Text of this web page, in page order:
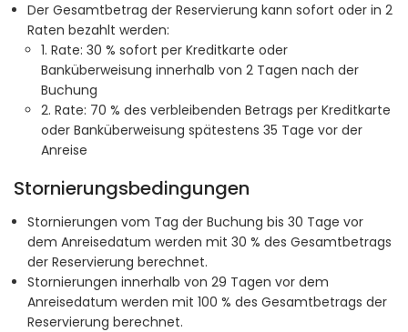
Der Gesamtbetrag der Reservierung kann sofort oder in 2
Raten bezahlt werden:
1. Rate: 30 % sofort per Kreditkarte oder
Banküberweisung innerhalb von 2 Tagen nach der
Buchung
2. Rate: 70 % des verbleibenden Betrags per Kreditkarte
oder Banküberweisung spätestens 35 Tage vor der
Anreise
Stornierungsbedingungen
Stornierungen vom Tag der Buchung bis 30 Tage vor
dem Anreisedatum werden mit 30 % des Gesamtbetrags
der Reservierung berechnet.
Stornierungen innerhalb von 29 Tagen vor dem
Anreisedatum werden mit 100 % des Gesamtbetrags der
Reservierung berechnet.